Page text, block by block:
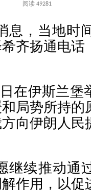
阅读 49281
息，当地时
齐扬通电话
在伊斯兰堡
局势所持的
向伊朗人民
继续推动通
作用，以促